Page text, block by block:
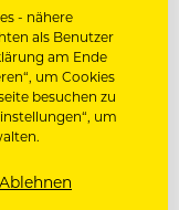
- nähere
als Benutzer
am Ende
um Cookies
besuchen zu
um
Ablehnen